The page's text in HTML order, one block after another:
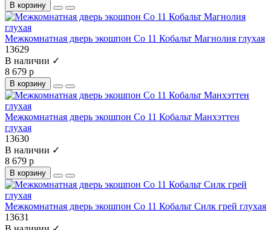
В корзину
Межкомнатная дверь экошпон Co 11 Кобальт Магнолия глухая
13629
В наличии ✓
8 679 р
В корзину
Межкомнатная дверь экошпон Co 11 Кобальт Манхэттен
глухая
13630
В наличии ✓
8 679 р
В корзину
Межкомнатная дверь экошпон Co 11 Кобальт Силк грей глухая
13631